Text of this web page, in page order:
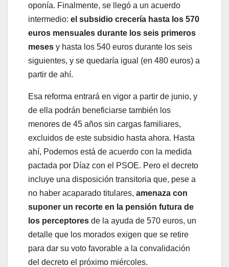
oponía. Finalmente, se llegó a un acuerdo
intermedio: el subsidio crecería hasta los 570
euros mensuales durante los seis primeros
meses y hasta los 540 euros durante los seis
siguientes, y se quedaría igual (en 480 euros) a
partir de ahí.
Esa reforma entrará en vigor a partir de junio, y
de ella podrán beneficiarse también los
menores de 45 años sin cargas familiares,
excluidos de este subsidio hasta ahora. Hasta
ahí, Podemos está de acuerdo con la medida
pactada por Díaz con el PSOE. Pero el decreto
incluye una disposición transitoria que, pese a
no haber acaparado titulares, amenaza con
suponer un recorte en la pensión futura de
los perceptores de la ayuda de 570 euros, un
detalle que los morados exigen que se retire
para dar su voto favorable a la convalidación
del decreto el próximo miércoles.